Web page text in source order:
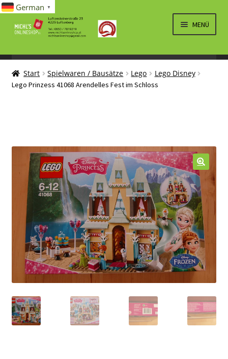
Navigation
Inhalt
MENÜ
SPIELWAREN/BAUSÄTZE
ÖFFNEN
ELEKTRO
BRIEFMARKEN
ÖFFNEN
Start Spielwaren / Bausätze Lego Lego Disney
Lego Prinzess 41068 Arendelles Fest im Schloss
🔍
German ▼